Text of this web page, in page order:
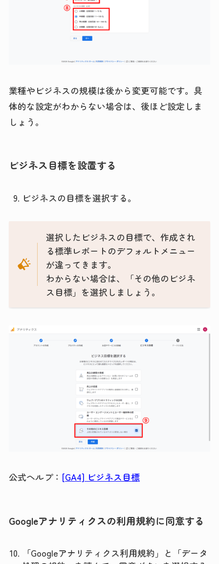
業種やビジネスの規模は後から変更可能です。具
体的な設定がわからない場合は、後ほど設定しま
しょう。
ビジネス目標を設置する
ビジネスの目標を選択する。
選択したビジネスの目標で、作成され
る標準レポートのデフォルトメニュー
が違ってきます。
わからない場合は、「その他のビジネ
ス目標」を選択しましょう。
公式ヘルプ： [GA4] ビジネス目標
Googleアナリティクスの利用規約に同意する
「Googleアナリティクス利用規約」と「データ